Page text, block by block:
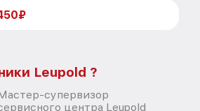
Leupold ?
супервизор
центра Leupold